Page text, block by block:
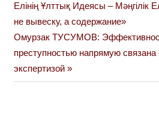
записям
Елінің Ұлттық Идеясы – Мәңгілік
не вывеску, а содержание»
Next
Post:
Омурзак ТУСУМОВ:
преступностью напрямую связана
экспертизой